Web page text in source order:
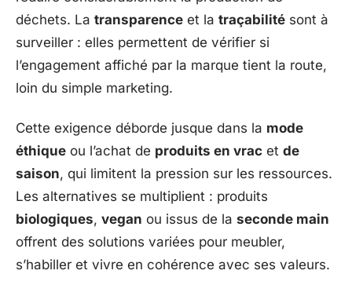
déchets. La transparence et la traçabilité sont à
surveiller : elles permettent de vérifier si
l’engagement affiché par la marque tient la route,
loin du simple marketing.
Cette exigence déborde jusque dans la mode
éthique ou l’achat de produits en vrac et de
saison, qui limitent la pression sur les ressources.
Les alternatives se multiplient : produits
biologiques, vegan ou issus de la seconde main
offrent des solutions variées pour meubler,
s’habiller et vivre en cohérence avec ses valeurs.